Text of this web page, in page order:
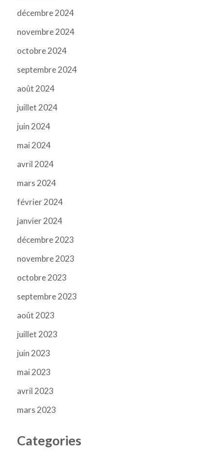
décembre 2024
novembre 2024
octobre 2024
septembre 2024
août 2024
juillet 2024
juin 2024
mai 2024
avril 2024
mars 2024
février 2024
janvier 2024
décembre 2023
novembre 2023
octobre 2023
septembre 2023
août 2023
juillet 2023
juin 2023
mai 2023
avril 2023
mars 2023
Categories